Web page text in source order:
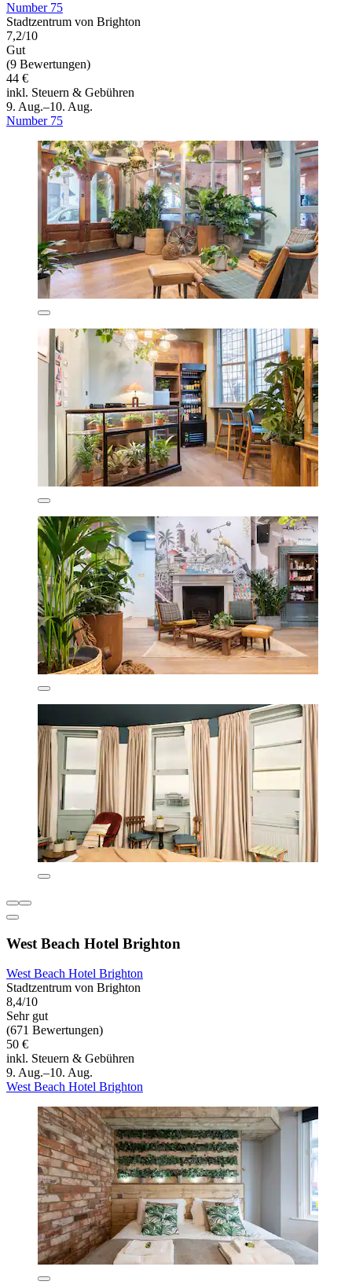
Number 75
Stadtzentrum von Brighton
7,2/10
Gut
(9 Bewertungen)
44 €
inkl. Steuern & Gebühren
9. Aug.–10. Aug.
Number 75
West Beach Hotel Brighton
West Beach Hotel Brighton
Stadtzentrum von Brighton
8,4/10
Sehr gut
(671 Bewertungen)
50 €
inkl. Steuern & Gebühren
9. Aug.–10. Aug.
West Beach Hotel Brighton